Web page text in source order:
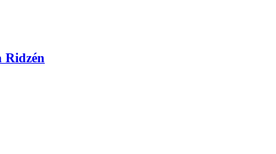
Ridzén